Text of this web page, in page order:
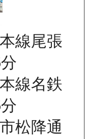
線尾張
線名鉄
松降通